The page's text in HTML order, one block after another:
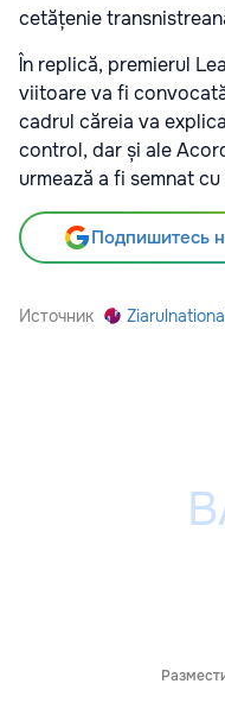
cetățenie
În replică, premierul
viitoare va fi
cadrul căreia va
control, dar și ale
urmează a fi semnat cu
Подпишитесь
Источник